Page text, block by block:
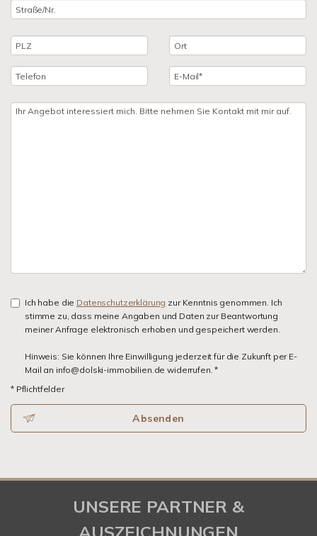
Ich habe die Datenschutzerklärung zur Kenntnis genommen. Ich
stimme zu, dass meine Angaben und Daten zur Beantwortung
meiner Anfrage elektronisch erhoben und gespeichert werden.
Hinweis: Sie können Ihre Einwilligung jederzeit für die Zukunft per E-
Mail an info@dolski-immobilien.de widerrufen. *
* Pflichtfelder
Absenden
UNSERE PARTNER &
AUSZEICHNUNGEN